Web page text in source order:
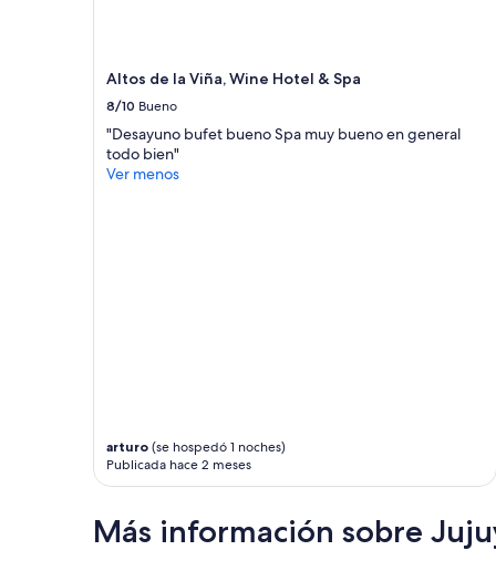
Altos de la Viña, Wine Hotel & Spa
8/10 Bueno
"Desayuno bufet bueno Spa muy bueno en general
todo bien"
Ver menos
arturo (se hospedó 1 noches)
Publicada hace 2 meses
Más información sobre